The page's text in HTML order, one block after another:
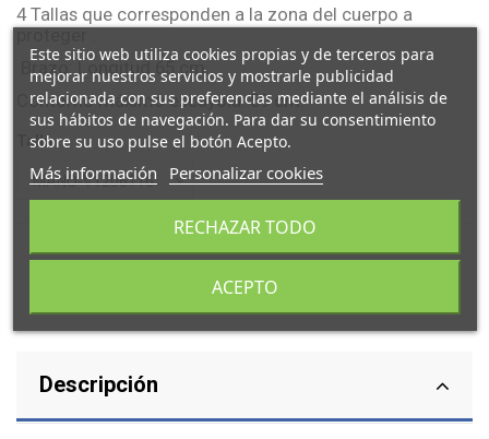
4 Tallas que corresponden a la zona del cuerpo a
proteger .
Brazo: Longitud 65 cm.
Contorno máximo escayola: 59 cm.
Talla
Descripción
Este sitio web utiliza cookies propias y de terceros para
mejorar nuestros servicios y mostrarle publicidad
relacionada con sus preferencias mediante el análisis de
sus hábitos de navegación. Para dar su consentimiento
sobre su uso pulse el botón Acepto.
Más información Personalizar cookies
RECHAZAR TODO
ACEPTO